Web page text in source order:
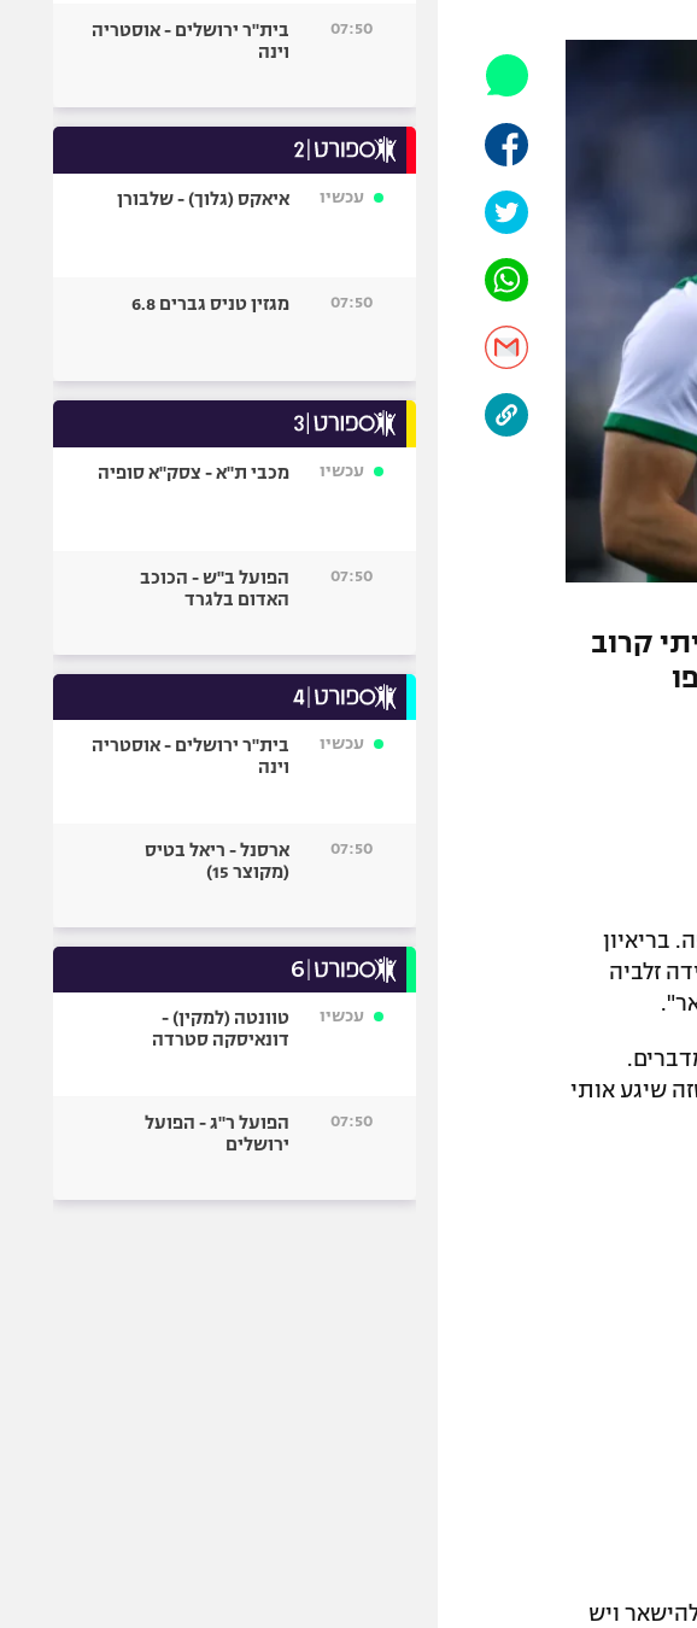
אופניים
כדורמים
פוטבול אמריקאי NFL
בייסבול MLB
קרוב
בריאיון
זלביה
שיגע אותי
ויש
07:50
בית"ר ירושלים - אוסטריה
וינה
עכשיו איאקס (גלוך) - שלבורן
07:50 מגזין טניס גברים 6.8
עכשיו מכבי ת"א - צסק"א סופיה
07:50
הפועל ב"ש - הכוכב
האדום בלגרד
עכשיו
בית"ר ירושלים - אוסטריה
וינה
07:50
ארסנל - ריאל בטיס
(מקוצר 15)
עכשיו
טוונטה (למקין) -
דונאיסקה סטרדה
07:50
הפועל ר"ג - הפועל
ירושלים